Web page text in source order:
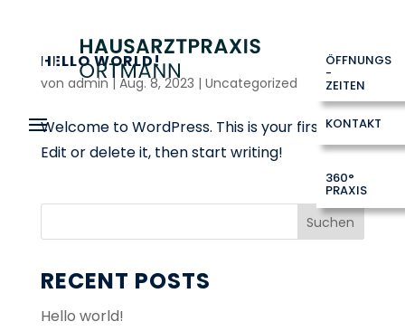
ÖFFNUNGS
-
ZEITEN
360°
PRAXIS
KONTAKT
HELLO WORLD!
von admin | Aug. 8, 2023 | Uncategorized
Welcome to WordPress. This is your first post.
Edit or delete it, then start writing!
Suchen
RECENT POSTS
Hello world!